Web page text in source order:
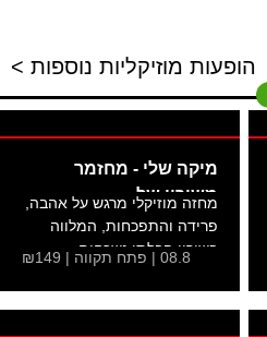
הופעות מוזיקליות נוספות >
מיקה שלי - מחזמר
משיריו של
מחזה מוזיקלי מרגש על אהבה,
פרידה והתפכחות, המלווה
בשיריו הבלתי נשכחים...
08.8 | פתח תקווה | ₪149